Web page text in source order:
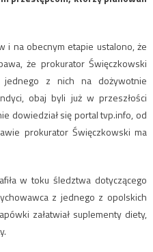
i na obecnym etapie ustalono, że
że prokurator Święczkowski
z nich na dożywotnie
obaj byli już w przeszłości
dowiedział się portal tvp.info, od
prokurator Święczkowski ma
w toku śledztwa dotyczącego
z jednego z opolskich
załatwiał suplementy diety,